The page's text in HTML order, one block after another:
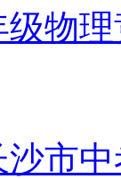
级物
沙市